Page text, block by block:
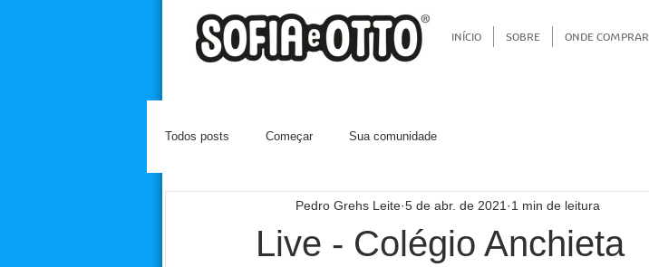
INÍCIO SOBRE ONDE COMPRAR
Todos posts Começar Sua comunidade
Live - Colégio Anchieta
Pedro Grehs Leite 5 de abr. de 2021 1 min de leitura